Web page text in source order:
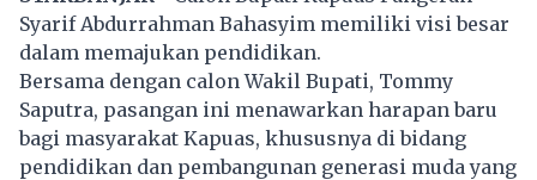
Syarif Abdurrahman Bahasyim memiliki visi besar
dalam memajukan pendidikan.
Bersama dengan calon Wakil Bupati, Tommy
Saputra, pasangan ini menawarkan harapan baru
bagi masyarakat Kapuas, khususnya di bidang
pendidikan dan pembangunan generasi muda yang